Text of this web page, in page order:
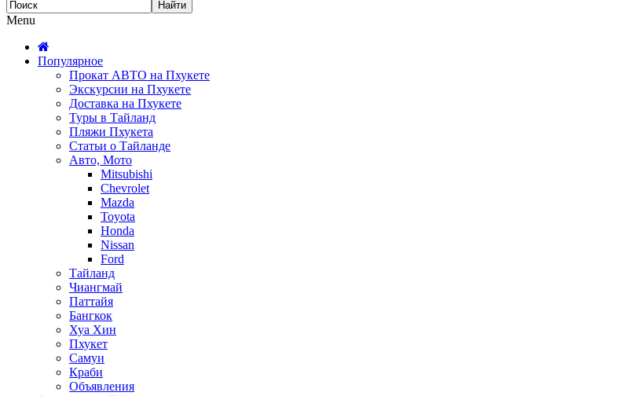
Menu
Популярное
Прокат АВТО на Пхукете
Экскурсии на Пхукете
Доставка на Пхукете
Туры в Тайланд
Пляжи Пхукета
Статьи о Тайланде
Авто, Мото
Mitsubishi
Chevrolet
Mazda
Toyota
Honda
Nissan
Ford
Тайланд
Чиангмай
Паттайя
Бангкок
Хуа Хин
Пхукет
Самуи
Краби
Объявления